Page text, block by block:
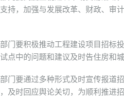
持，加强与发展改革、财政、审
要积极推动工程建设项目招标
点中的问题和建议及时告住房和城
要通过多种形式及时宣传报道
及时回应舆论关切，为顺利推进